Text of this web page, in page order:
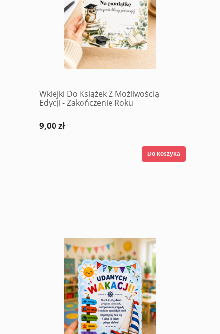
Wklejki Do Książek Z Możliwością
Edycji - Zakończenie Roku
9,00 zł
Do koszyka